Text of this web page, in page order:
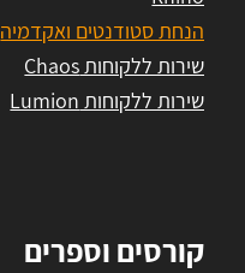
הנחת סטודנטים ואקדמיה
שירות ללקוחות Chaos
שירות ללקוחות Lumion
קורסים וספרים